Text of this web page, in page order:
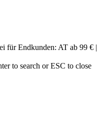
für Endkunden: AT ab 99 € |
to search or ESC to close